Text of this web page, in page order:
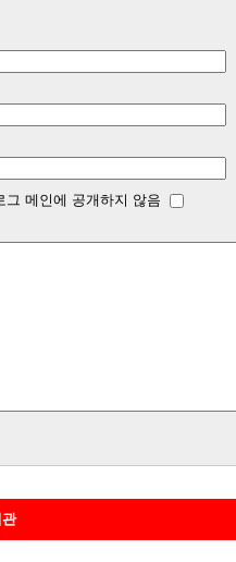
그 메인에 공개하지 않음